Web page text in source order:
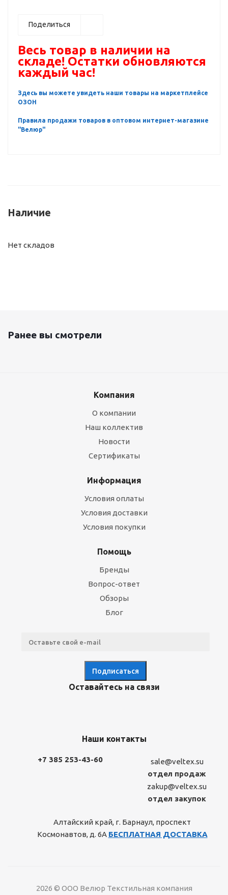
Поделиться
Весь товар в наличии на
складе! Остатки обновляются
каждый час!
Здесь вы можете увидеть наши товары на маркетплейсе
ОЗОН
Правила продажи товаров в оптовом интернет-магазине
"Велюр"
Наличие
Нет складов
Ранее вы смотрели
Компания
О компании
Наш коллектив
Новости
Сертификаты
Информация
Условия оплаты
Условия доставки
Условия покупки
Помощь
Бренды
Вопрос-ответ
Обзоры
Блог
Оставайтесь на связи
Наши контакты
+7 385 253-43-60
sale@veltex.su
отдел продаж
zakup@veltex.su
отдел закупок
Алтайский край, г. Барнаул, проспект
Космонавтов, д. 6А БЕСПЛАТНАЯ ДОСТАВКА
2026 © ООО Велюр Текстильная компания